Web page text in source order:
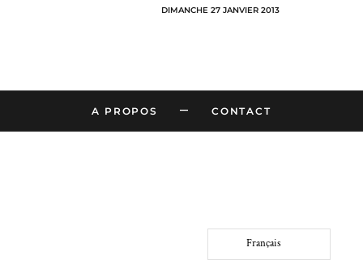
DIMANCHE 27 JANVIER 2013
A PROPOS – CONTACT
Français